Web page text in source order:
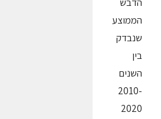
הממוצע
שנבדק
בין
השנים
2010-
2020